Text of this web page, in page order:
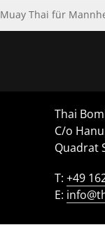
Muay Thai für
Thai
C/o
Quadrat
T: +49
E: